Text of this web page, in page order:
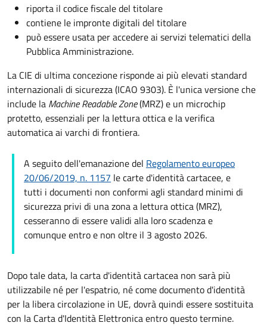
riporta il codice fiscale del titolare
contiene le impronte digitali del titolare
può essere usata per accedere ai servizi telematici della
Pubblica Amministrazione.
La CIE di ultima concezione risponde ai più elevati standard
internazionali di sicurezza (ICAO 9303). È l'unica versione che
include la Machine Readable Zone(MRZ) e un microchip
protetto, essenziali per la lettura ottica e la verifica
automatica ai varchi di frontiera.
A seguito dell'emanazione del Regolamento europeo
20/06/2019, n. 1157 le carte d'identità cartacee, e
tutti i documenti non conformi agli standard minimi di
sicurezza privi di una zona a lettura ottica (MRZ),
cesseranno di essere validi alla loro scadenza e
comunque entro e non oltre il 3 agosto 2026.
Dopo tale data, la carta d'identità cartacea non sarà più
utilizzabile né per l'espatrio, né come documento d'identità
per la libera circolazione in UE, dovrà quindi essere sostituita
con la Carta d'Identità Elettronica entro questo termine.